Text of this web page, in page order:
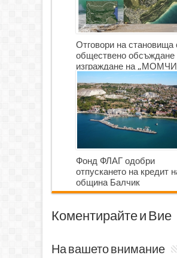
Отговори на становища
обществено обсъждане
изграждане на
ГОЛФ И ГОЛФ
Фонд ФЛАГ одобри
отпускането на кредит
община Балчик
Коментирайте и Вие
На вашето внимание